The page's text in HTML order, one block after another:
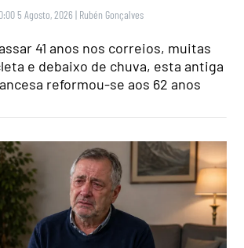
5 Agosto, 2026 | Rubén Gonçalves
41 anos nos correios, muitas
e debaixo de chuva, esta antiga
reformou-se aos 62 anos